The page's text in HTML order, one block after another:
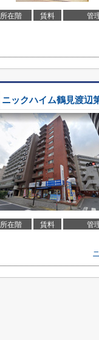
所在階 賃料 管
ニックハイム鶴見渡辺
所在階 賃料 管